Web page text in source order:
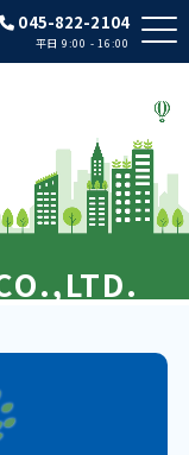
045-822-2104
平日 9:00 - 16:00